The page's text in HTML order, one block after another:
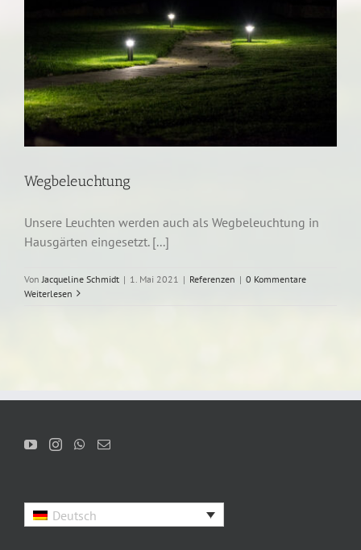
Wegbeleuchtung
Unsere Leuchten werden auch als Wegbeleuchtung in
Hausgärten eingesetzt. [...]
Von Jacqueline Schmidt | 1. Mai 2021 | Referenzen | 0 Kommentare
Weiterlesen
Deutsch